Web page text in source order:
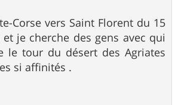
Corse vers Saint Florent du 15
je cherche des gens avec qui
le tour du désert des Agriates
si affinités .